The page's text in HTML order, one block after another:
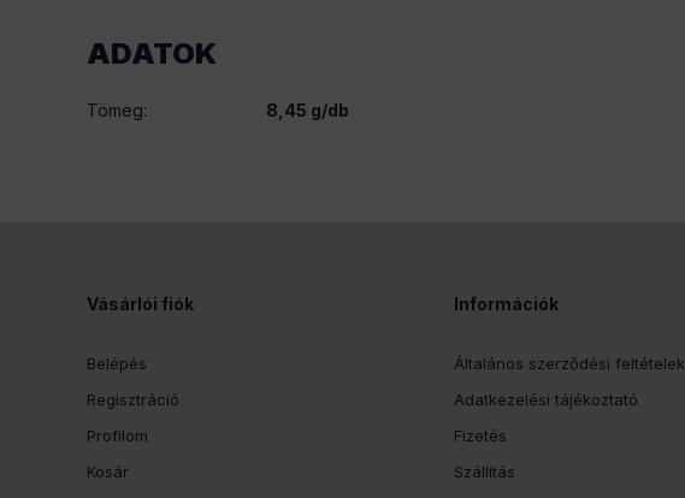
ADATOK
Tömeg: 8,45 g/db
Vásárlói fiók
Belépés
Regisztráció
Profilom
Kosár
Információk
Általános szerződési feltételek
Adatkezelési tájékoztató
Fizetés
Szállítás